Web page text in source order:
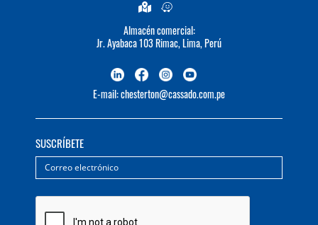
Almacén comercial:
Jr. Ayabaca 103 Rimac, Lima, Perú
E-mail: chesterton@cassado.com.pe
SUSCRÍBETE